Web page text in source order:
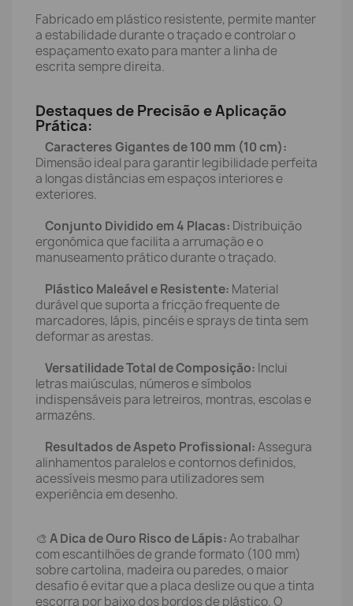
Fabricado em plástico resistente, permite manter
a estabilidade durante o traçado e controlar o
espaçamento exato para manter a linha de
escrita sempre direita.
Destaques de Precisão e Aplicação
Prática:
Caracteres Gigantes de 100 mm (10 cm):
Dimensão ideal para garantir legibilidade perfeita
a longas distâncias em espaços interiores e
exteriores.
Conjunto Dividido em 4 Placas: Distribuição
ergonómica que facilita a arrumação e o
manuseamento prático durante o traçado.
Plástico Maleável e Resistente: Material
durável que suporta a fricção frequente de
marcadores, lápis, pincéis e sprays de tinta sem
deformar as arestas.
Versatilidade Total de Composição: Inclui
letras maiúsculas, números e símbolos
indispensáveis para letreiros, montras, escolas e
armazéns.
Resultados de Aspeto Profissional:Assegura
alinhamentos paralelos e contornos definidos,
acessíveis mesmo para utilizadores sem
experiência em desenho.
🎨 A Dica de Ouro Risco de Lápis:Ao trabalhar
com escantilhões de grande formato (100 mm)
sobre cartolina, madeira ou paredes, o maior
desafio é evitar que a placa deslize ou que a tinta
escorra por baixo dos bordos de plástico. O